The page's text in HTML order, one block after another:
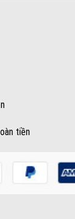
tiền